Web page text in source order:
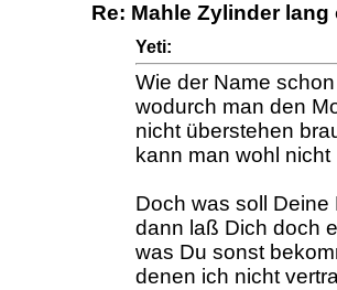
Re: Mahle Zylinder
Yeti:
Wie der Name
wodurch man den
nicht überstehen
kann man wohl
Doch was soll
dann laß Dich doch
was Du sonst
denen ich nicht